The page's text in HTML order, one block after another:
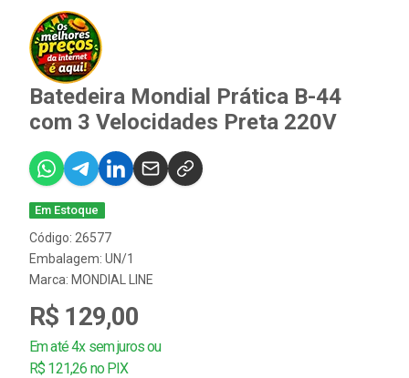
Batedeira Mondial Prática B-44
com 3 Velocidades Preta 220V
Em Estoque
Código: 26577
Embalagem: UN/1
Marca: MONDIAL LINE
R$ 129,00
Em até 4x sem juros ou
R$ 121,26 no PIX